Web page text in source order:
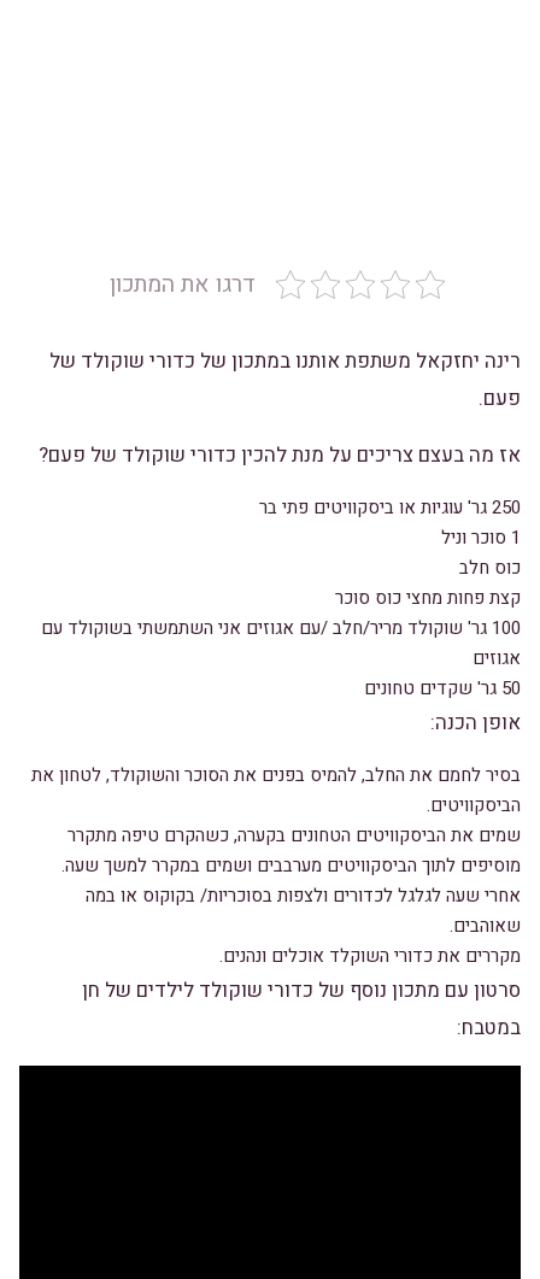
דרגו את המתכון
רינה יחזקאל משתפת אותנו במתכון של כדורי שוקולד של
פעם.
אז מה בעצם צריכים על מנת להכין כדורי שוקולד של פעם?
250 גר' עוגיות או ביסקוויטים פתי בר
1 סוכר וניל
כוס חלב
קצת פחות מחצי כוס סוכר
100 גר' שוקולד מריר/חלב /עם אגוזים אני השתמשתי בשוקולד עם
אגוזים
50 גר' שקדים טחונים
אופן הכנה:
בסיר לחמם את החלב, להמיס בפנים את הסוכר והשוקולד, לטחון את
הביסקוויטים.
שמים את הביסקוויטים הטחונים בקערה, כשהקרם טיפה מתקרר
מוסיפים לתוך הביסקוויטים מערבבים ושמים במקרר למשך שעה.
אחרי שעה לגלגל לכדורים ולצפות בסוכריות/ בקוקוס או במה
שאוהבים.
מקררים את כדורי השוקלד אוכלים ונהנים.
סרטון עם מתכון נוסף של כדורי שוקולד לילדים של חן
במטבח: